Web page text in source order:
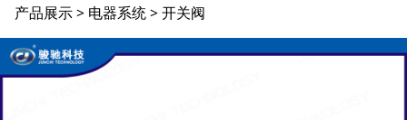
开关阀
产品展示> 电器系统>开关阀